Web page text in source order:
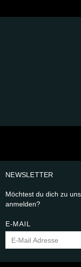
NEWSLETTER
Möchtest du dich zu
anmelden?
E-MAIL